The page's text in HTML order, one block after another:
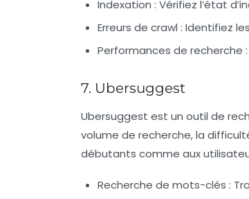
Indexation : Vérifiez l’état
Erreurs de crawl : Identifiez
Performances de recherche :
7. Ubersuggest
Ubersuggest est un outil de
volume de recherche, la
débutants comme aux
Recherche de mots-clés :